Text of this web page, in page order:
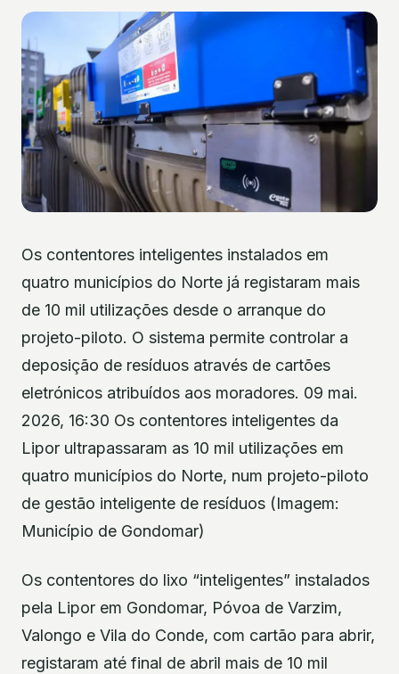
Os contentores inteligentes instalados em
quatro municípios do Norte já registaram mais
de 10 mil utilizações desde o arranque do
projeto-piloto. O sistema permite controlar a
deposição de resíduos através de cartões
eletrónicos atribuídos aos moradores. 09 mai.
2026, 16:30 Os contentores inteligentes da
Lipor ultrapassaram as 10 mil utilizações em
quatro municípios do Norte, num projeto-piloto
de gestão inteligente de resíduos (Imagem:
Município de Gondomar)
Os contentores do lixo “inteligentes” instalados
pela Lipor em Gondomar, Póvoa de Varzim,
Valongo e Vila do Conde, com cartão para abrir,
registaram até final de abril mais de 10 mil